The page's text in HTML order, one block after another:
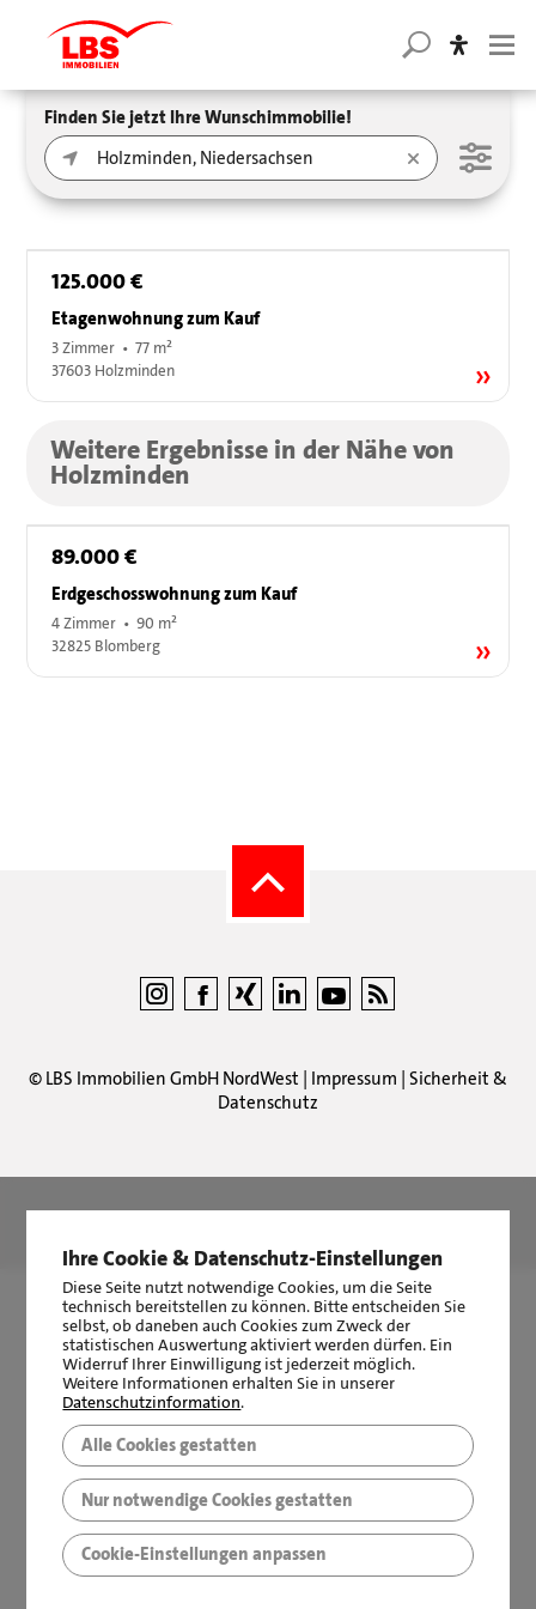
Finden Sie jetzt Ihre Wunschimmobilie!
125.000 €
Etagenwohnung zum Kauf
3 Zimmer • 77 m²
37603 Holzminden
Weitere Ergebnisse in der Nähe von
Holzminden
89.000 €
Erdgeschosswohnung zum Kauf
4 Zimmer • 90 m²
32825 Blomberg
© LBS Immobilien GmbH NordWest Impressum Sicherheit &
Datenschutz
Ihre Cookie & Datenschutz-Einstellungen
Diese Seite nutzt notwendige Cookies, um die Seite
technisch bereitstellen zu können. Bitte entscheiden Sie
selbst, ob daneben auch Cookies zum Zweck der
statistischen Auswertung aktiviert werden dürfen. Ein
Widerruf Ihrer Einwilligung ist jederzeit möglich.
Weitere Informationen erhalten Sie in unserer
Datenschutzinformation.
Alle Cookies gestatten
Nur notwendige Cookies gestatten
Cookie-Einstellungen anpassen